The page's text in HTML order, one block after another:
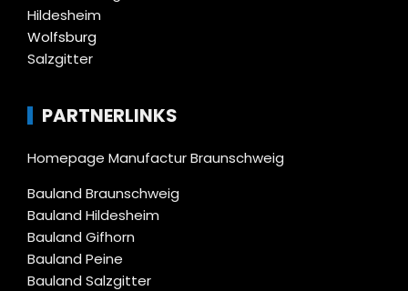
Hildesheim
Wolfsburg
Salzgitter
PARTNERLINKS
Homepage Manufactur Braunschweig
Bauland Braunschweig
Bauland Hildesheim
Bauland Gifhorn
Bauland Peine
Bauland Salzgitter